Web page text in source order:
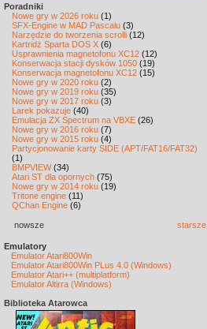
Poradniki
Nowe gry w 2026 roku (1)
SFX-Engine w MAD Pascalu (3)
Narzędzie do tworzenia scrolli (12)
Kartridż Sparta DOS X (6)
Usprawnienia magnetofonu XC12 (12)
Konserwacja stacji dysków 1050 (19)
Konserwacja magnetofonu XC12 (15)
Nowe gry w 2020 roku (2)
Nowe gry w 2019 roku (35)
Nowe gry w 2017 roku (3)
Larek pokazuje (40)
Emulacja ZX Spectrum na VBXE (26)
Nowe gry w 2016 roku (7)
Nowe gry w 2015 roku (4)
Partycjonowanie karty SIDE (APT/FAT16/FAT32)
(1)
BMPVIEW(34)
Atari ST dla opornych (75)
Nowe gry w 2014 roku (19)
Tritone engine (11)
QChan Engine (6)
nowsze starsze
Emulatory
Emulator Atari800Win
Emulator Atari800Win PLus 4.0 (Windows)
Emulator Atari++ (multiplatform)
Emulator Altirra (Windows)
Biblioteka Atarowca